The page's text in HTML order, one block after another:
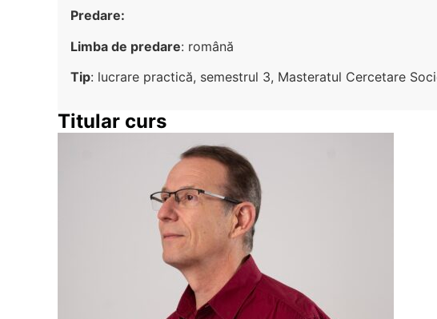
Predare:
Limba de predare: română
Tip: lucrare practică, semestrul 3, Masteratul Cercetare
Titular curs